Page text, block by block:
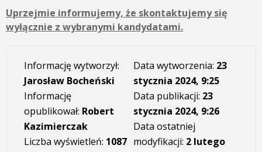
Uprzejmie informujemy, że skontaktujemy się
wyłącznie z wybranymi kandydatami.
Informację wytworzył:
Jarosław Bocheński
Informację
opublikował: Robert
Kazimierczak
Liczba wyświetleń: 1087
Data wytworzenia: 23
stycznia 2024, 9:25
Data publikacji: 23
stycznia 2024, 9:26
Data ostatniej
modyfikacji: 2 lutego